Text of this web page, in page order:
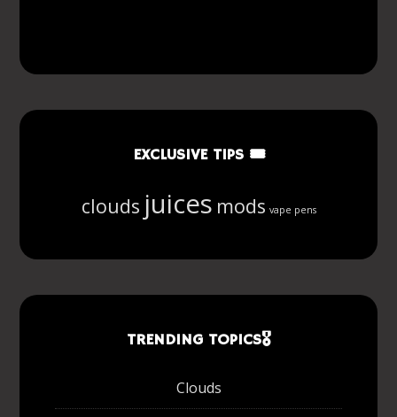
EXCLUSIVE TIPS 🎟
clouds juices mods vape pens
TRENDING TOPICS🎖
Clouds